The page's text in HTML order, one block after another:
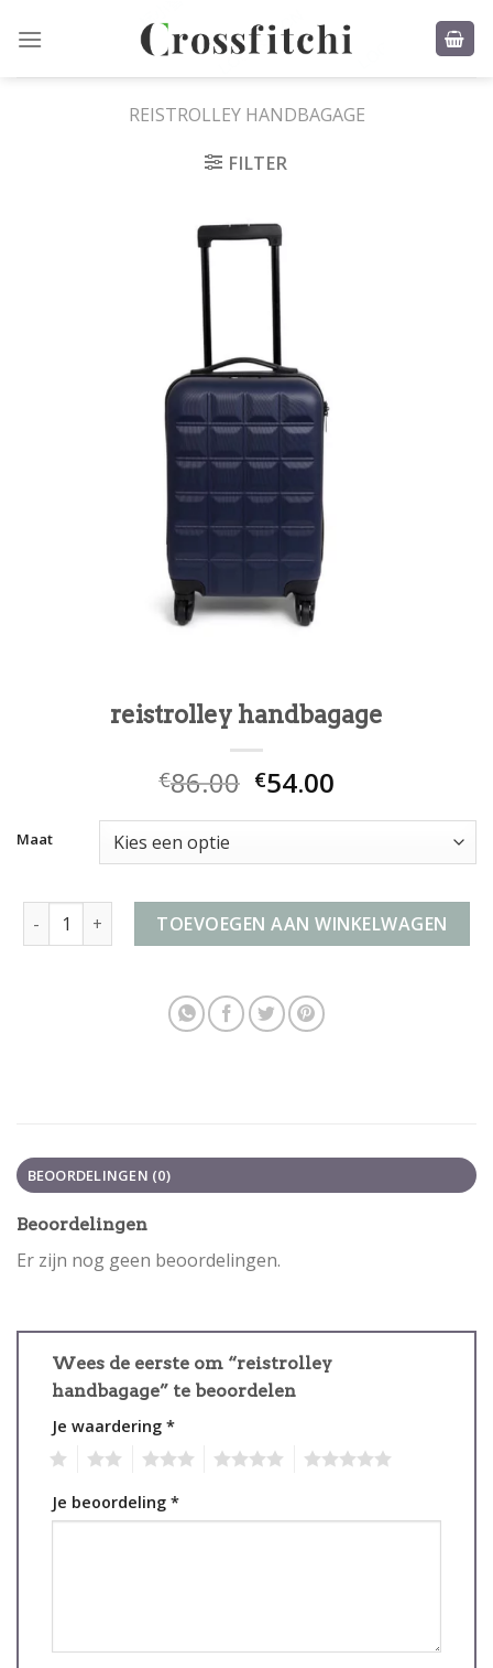
REISTROLLEY HANDBAGAGE
FILTER
reistrolley handbagage
€86.00 €54.00
Maat
reistrolley handbagage aantalTOEVOEGEN AAN WINKELWAGEN
BEOORDELINGEN (0)
Beoordelingen
Er zijn nog geen beoordelingen.
Wees de eerste om “reistrolley
handbagage” te beoordelen
Je waardering *
Je beoordeling *